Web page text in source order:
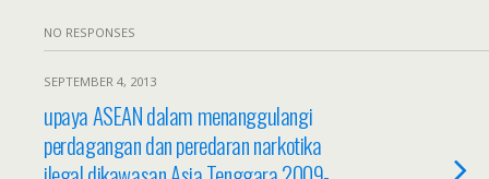
NO RESPONSES
SEPTEMBER 4, 2013
upaya ASEAN dalam menanggulangi
perdagangan dan peredaran narkotika